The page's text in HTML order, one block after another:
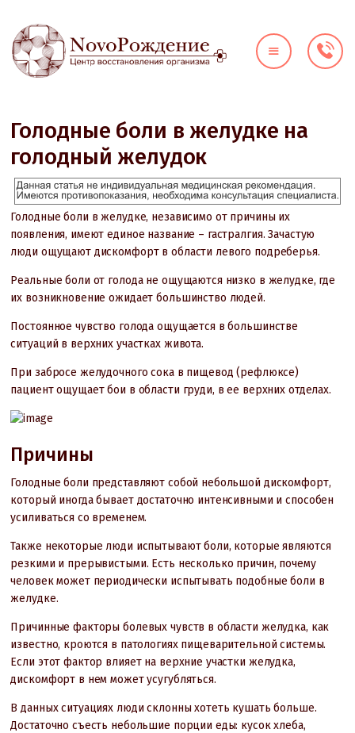
НАПРАВЛЕНИЯ
ЦЕНЫ
ВРАЧИ
АКЦИИ
КОНТАКТЫ
Голодные боли в желудке на
голодный желудок
Голодные боли в желудке, независимо от причины их
появления, имеют единое название – гастралгия. Зачастую
люди ощущают дискомфорт в области левого подреберья.
Реальные боли от голода не ощущаются низко в желудке, где
их возникновение ожидает большинство людей.
Постоянное чувство голода ощущается в большинстве
ситуаций в верхних участках живота.
При забросе желудочного сока в пищевод (рефлюксе)
пациент ощущает бои в области груди, в ее верхних отделах.
Причины
Голодные боли представляют собой небольшой дискомфорт,
который иногда бывает достаточно интенсивными и способен
усиливаться со временем.
Также некоторые люди испытывают боли, которые являются
резкими и прерывистыми. Есть несколько причин, почему
человек может периодически испытывать подобные боли в
желудке.
Причинные факторы болевых чувств в области желудка, как
известно, кроются в патологиях пищеварительной системы.
Если этот фактор влияет на верхние участки желудка,
дискомфорт в нем может усугубляться.
В данных ситуациях люди склонны хотеть кушать больше.
Достаточно съесть небольшие порции еды: кусок хлеба,